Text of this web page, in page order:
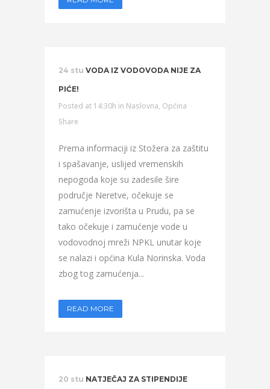
24 stu VODA IZ VODOVODA NIJE ZA
PIĆE!
Posted at 14:30h in Naslovna, Općina
Share
Prema informaciji iz Stožera za zaštitu
i spašavanje, uslijed vremenskih
nepogoda koje su zadesile šire
područje Neretve, očekuje se
zamućenje izvorišta u Prudu, pa se
tako očekuje i zamućenje vode u
vodovodnoj mreži NPKL unutar koje
se nalazi i općina Kula Norinska. Voda
zbog tog zamućenja...
READ MORE
20 stu NATJEČAJ ZA STIPENDIJE